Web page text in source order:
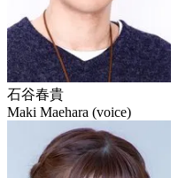
石谷春貴
Maki Maehara (voice)